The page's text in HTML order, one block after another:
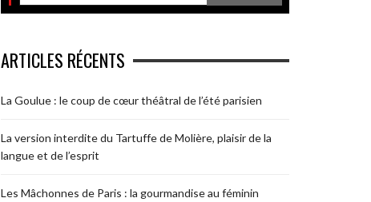
ARTICLES RÉCENTS
La Goulue : le coup de cœur théâtral de l’été parisien
La version interdite du Tartuffe de Molière, plaisir de la
langue et de l’esprit
Les Mâchonnes de Paris : la gourmandise au féminin